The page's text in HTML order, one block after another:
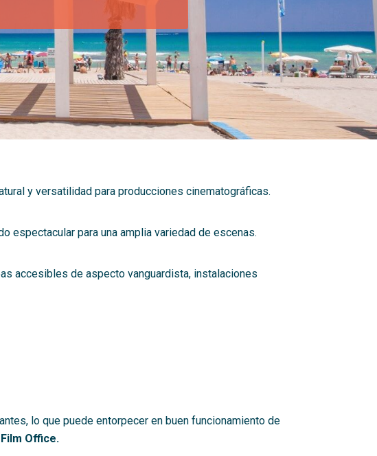
y versatilidad para producciones cinematográficas.
espectacular para una amplia variedad de escenas.
accesibles de aspecto vanguardista, instalaciones
lo que puede entorpecer en buen funcionamiento de
Office.